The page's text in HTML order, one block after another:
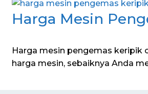
Harga Mesin
Harga mesin pengemas
harga mesin, sebaiknya Anda